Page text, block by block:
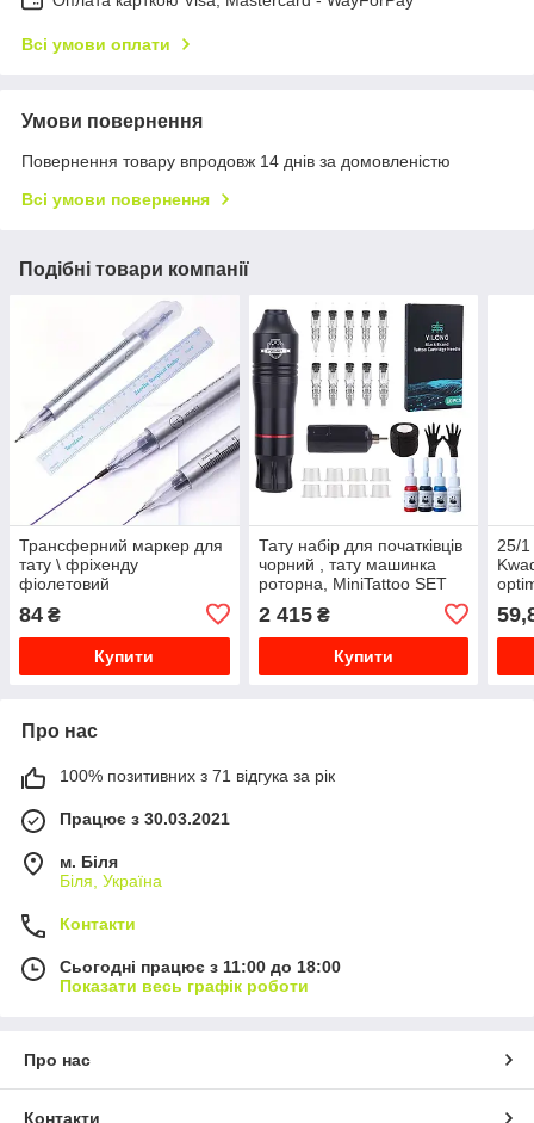
Всі умови оплати
Умови повернення
Повернення товару впродовж 14 днів за домовленістю
Всі умови повернення
Подібні товари компанії
Трансферний маркер для
тату \ фріхенду
фіолетовий
84 ₴
Купити
Тату набір для початківців
чорний , тату машинка
роторна, MiniTattoo SET
майстра.
2 415₴
Купити
25/1
Про нас
100% позитивних з 71 відгука за рік
Працює з 30.03.2021
м. Біля
Біля, Україна
Контакти
Сьогодні працює з 11:00 до 18:00
Показати весь графік роботи
Про нас
Контакти